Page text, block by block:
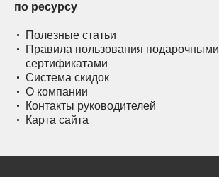
по ресурсу
Полезные статьи
Правила пользования подарочными
сертификатами
Система скидок
О компании
Контакты руководителей
Карта сайта